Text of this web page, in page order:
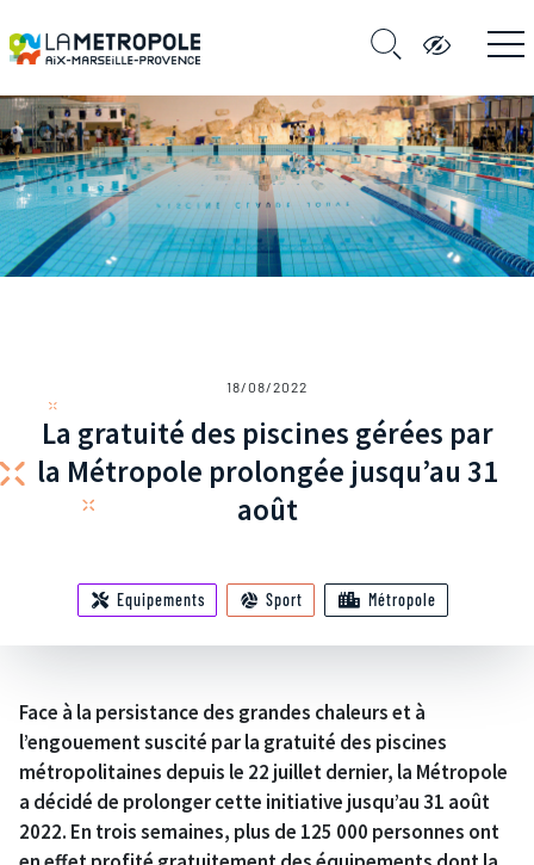
18/08/2022
La gratuité des piscines gérées par
la Métropole prolongée jusqu’au 31
août
Equipements Sport Métropole
Face à la persistance des grandes chaleurs et à
l’engouement suscité par la gratuité des piscines
métropolitaines depuis le 22 juillet dernier, la Métropole
a décidé de prolonger cette initiative jusqu’au 31 août
2022. En trois semaines, plus de 125 000 personnes ont